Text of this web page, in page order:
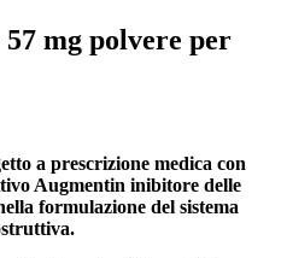
mg polvere per
a prescrizione medica con
Augmentin inibitore delle
formulazione del sistema
.